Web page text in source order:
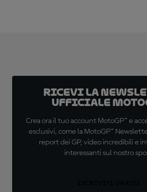
Ricevi la
ufficiale
Crea ora il tuo account MotoGP™ e
esclusivi, come la MotoGP™
report dei GP, video incredibili e
interessanti sul nostro